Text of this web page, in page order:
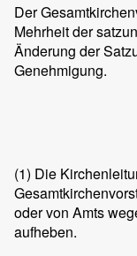
Der
Mehrheit der
Änderung der
Genehmigung.
(1) Die
oder von Amts
aufheben.